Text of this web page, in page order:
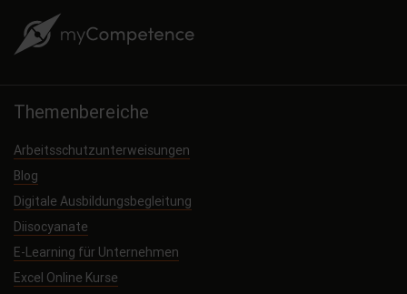
Themenbereiche
Arbeitsschutzunterweisungen
Blog
Digitale Ausbildungsbegleitung
Diisocyanate
E-Learning für Unternehmen
Excel Online Kurse